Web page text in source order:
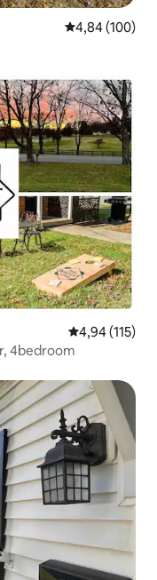
Gemiddelde
4,84 (100)
Gemiddelde
4,94 (115)
4bedroom